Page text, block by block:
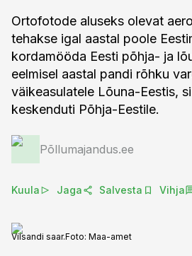
Ortofotode aluseks olevat
tehakse igal aastal poole
kordamööda Eesti põhja- ja
eelmisel aastal pandi rõhku
väikeasulatele Lõuna-Eestis,
keskenduti Põhja-Eestile.
Põllumajandus.ee
Kuula Jaga Salvesta Vihja
Vilsandi saar.Foto: Maa-amet